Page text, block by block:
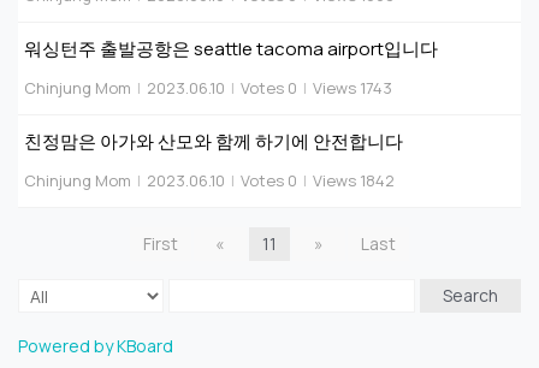
워싱턴주 출발공항은 seattle tacoma airport입니다
Chinjung Mom | 2023.06.10 | Votes 0 | Views 1743
친정맘은 아가와 산모와 함께 하기에 안전합니다
Chinjung Mom | 2023.06.10 | Votes 0 | Views 1842
First « 11 » Last
Search
Powered by KBoard